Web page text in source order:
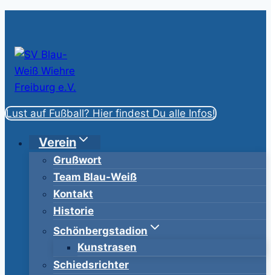
springen
Lust auf Fußball? Hier findest Du alle Infos!
Verein
Grußwort
Team Blau-Weiß
Kontakt
Historie
Schönbergstadion
Kunstrasen
Schiedsrichter